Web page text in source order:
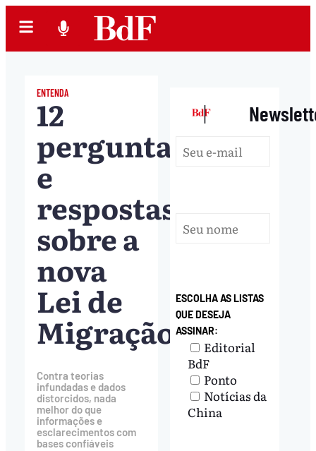
ENTENDA
12
perguntas
e
respostas
sobre a
nova
Lei de
Migração
Contra teorias
infundadas e dados
distorcidos, nada
melhor do que
informações e
esclarecimentos com
bases confiáveis
|
ESCOLHA AS LISTAS
QUE DESEJA
ASSINAR:
Editorial
BdF
Ponto
Notícias da
China